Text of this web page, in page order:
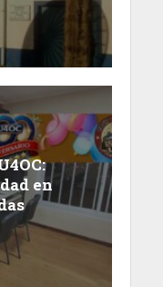
en